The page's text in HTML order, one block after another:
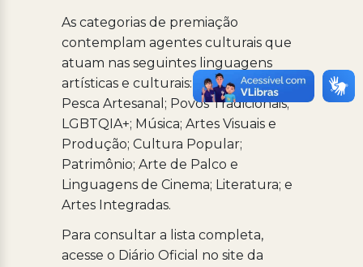
As categorias de premiação
contemplam agentes culturais que
atuam nas seguintes linguagens
artísticas e culturais: Artesanato;
Pesca Artesanal; Povos Tradicionais;
LGBTQIA+; Música; Artes Visuais e
Produção; Cultura Popular;
Patrimônio; Arte de Palco e
Linguagens de Cinema; Literatura; e
Artes Integradas.
Para consultar a lista completa,
acesse o Diário Oficial no site da